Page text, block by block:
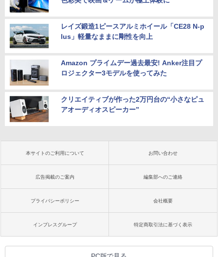
レイズ鍛造1ピースアルミホイール「CE28 N-p
lus」軽量なままに剛性を向上
Amazon プライムデー過去最安! Anker注目プ
ロジェクター3モデルを使ってみた
クリエイティブが作った2万円台の“小さなピュ
アオーディオスピーカー”
本サイトのご利用について お問い合わせ
広告掲載のご案内 編集部へのご連絡
プライバシーポリシー 会社概要
インプレスグループ 特定商取引法に基づく表示